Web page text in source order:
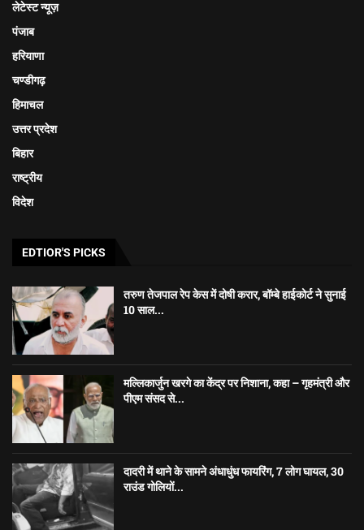
लेटेस्ट न्यूज़
पंजाब
हरियाणा
चण्डीगढ़
हिमाचल
उत्तर प्रदेश
बिहार
राष्ट्रीय
विदेश
EDTIOR'S PICKS
तरुण तेजपाल रेप केस में दोषी करार, बॉम्बे हाईकोर्ट ने सुनाई
10 साल...
मल्लिकार्जुन खरगे का केंद्र पर निशाना, कहा – गृहमंत्री और
पीएम संसद से...
दादरी में थाने के सामने अंधाधुंध फायरिंग, 7 लोग घायल, 30
राउंड गोलियों...